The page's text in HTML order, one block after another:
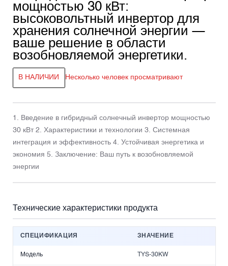
мощностью 30 кВт:
высоковольтный инвертор для
хранения солнечной энергии —
ваше решение в области
возобновляемой энергетики.
В НАЛИЧИИ Несколько человек просматривают
1. Введение в гибридный солнечный инвертор мощностью
30 кВт 2. Характеристики и технологии 3. Системная
интеграция и эффективность 4. Устойчивая энергетика и
экономия 5. Заключение: Ваш путь к возобновляемой
энергии
Технические характеристики продукта
СПЕЦИФИКАЦИЯ ЗНАЧЕНИЕ
Модель TYS-30KW